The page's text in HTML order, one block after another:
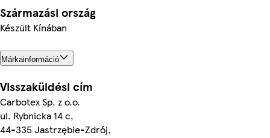
Származási ország
Készült Kínában
Márkainformáció
Visszaküldési cím
Carbotex Sp. z o.o.
ul. Rybnicka 14 c,
44-335 Jastrzębie-Zdrój,